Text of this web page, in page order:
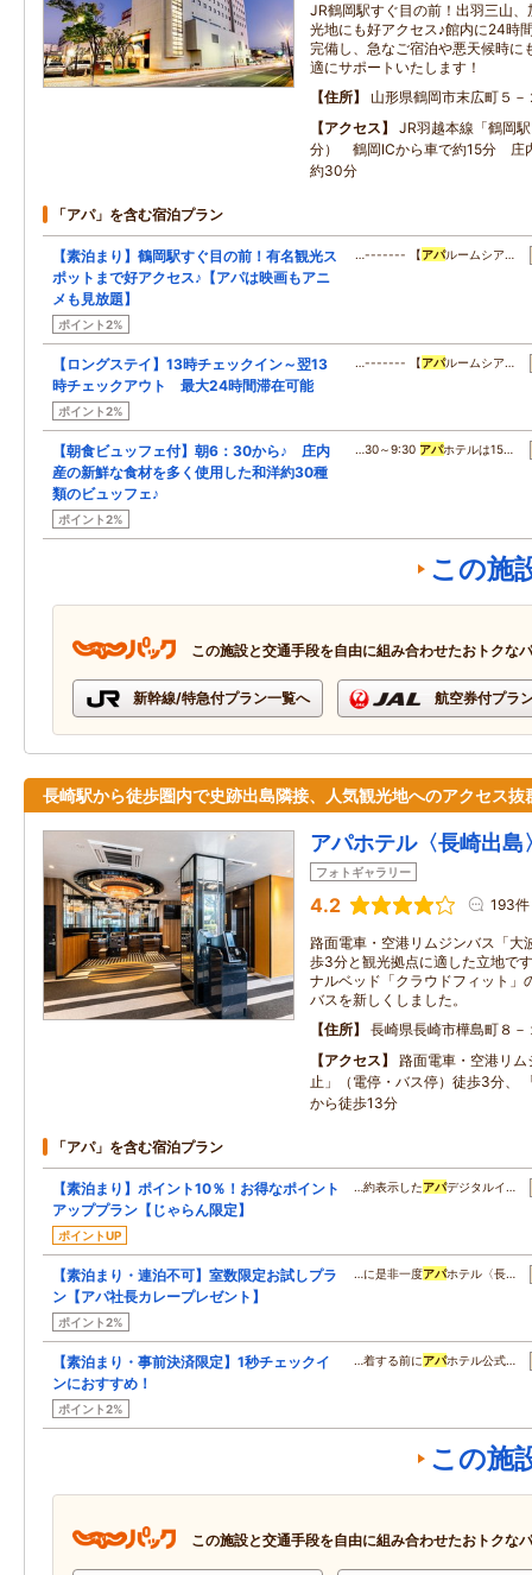
JR鶴岡駅すぐ目の前！出羽三山
光地にも好アクセス♪館内に24時
完備し、急なご宿泊や悪天候時に
適にサポートいたします！
住所
山形県鶴岡市末広町５－
アクセス
JR羽越本線「鶴岡
分） 鶴岡ICから車で約15分 庄
約30分
「アパ」を含む宿泊プラン
【素泊まり】鶴岡駅すぐ目の前！有名観光ス
ポットまで好アクセス♪【アパは映画もアニ
メも見放題】
ポイント2%
…------- 【アパルームシア…
【ロングステイ】13時チェックイン～翌13
時チェックアウト 最大24時間滞在可能
ポイント2%
…------- 【アパルームシア…
【朝食ビュッフェ付】朝6：30から♪ 庄内
産の新鮮な食材を多く使用した和洋約30種
類のビュッフェ♪
ポイント2%
…30～9:30 アパホテルは15…
この施
この施設と交通手段を自由に組み合わせたおトクな
新幹線/特急付プラン一覧へ 航空券付プラ
長崎駅から徒歩圏内で史跡出島隣接、人気観光地へのアクセス抜
アパホテル〈長崎出島
フォトギャラリー
4.2 193件
路面電車・空港リムジンバス「大
歩3分と観光拠点に適した立地で
ナルベッド「クラウドフィット」
バスを新しくしました。
住所
長崎県長崎市樺島町８－
アクセス
路面電車・空港リ
止」（電停・バス停）徒歩3分、
から徒歩13分
「アパ」を含む宿泊プラン
【素泊まり】ポイント10％！お得なポイント
アッププラン【じゃらん限定】
ポイントUP
…約表示したアパデジタルイ…
【素泊まり・連泊不可】室数限定お試しプラ
ン【アパ社長カレープレゼント】
ポイント2%
…に是非一度アパホテル〈長…
【素泊まり・事前決済限定】1秒チェックイ
ンにおすすめ！
ポイント2%
…着する前にアパホテル公式…
この施
この施設と交通手段を自由に組み合わせたおトクな